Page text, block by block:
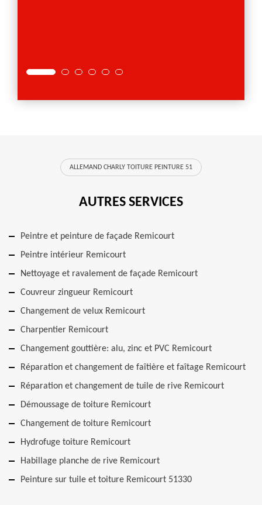
ALLEMAND CHARLY TOITURE PEINTURE 51
AUTRES SERVICES
Peintre et peinture de façade Remicourt
Peintre intérieur Remicourt
Nettoyage et ravalement de façade Remicourt
Couvreur zingueur Remicourt
Changement de velux Remicourt
Charpentier Remicourt
Changement gouttière: alu, zinc et PVC Remicourt
Réparation et changement de faîtière et faîtage Remicourt
Réparation et changement de tuile de rive Remicourt
Démoussage de toiture Remicourt
Changement de toiture Remicourt
Hydrofuge toiture Remicourt
Habillage planche de rive Remicourt
Peinture sur tuile et toiture Remicourt 51330